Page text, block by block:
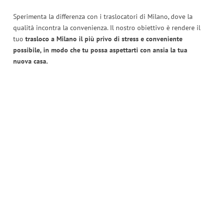
Sperimenta la differenza con i traslocatori di Milano, dove la
qualità incontra la convenienza. Il nostro obiettivo è rendere il
tuo trasloco a Milano il più privo di stress e conveniente
possibile, in modo che tu possa aspettarti con ansia la tua
nuova casa.